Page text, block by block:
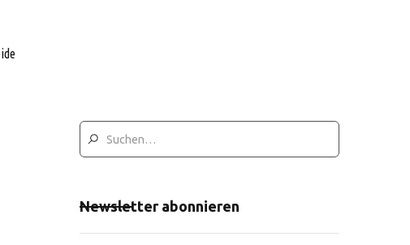
Newsletter abonnieren